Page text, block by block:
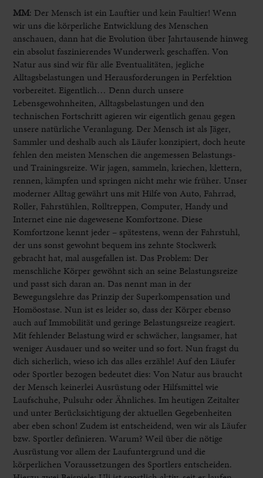
MM: Der Mensch ist ein Lauftier und kein Faultier! Wenn
wir uns die körperliche Entwicklung des Menschen
anschauen, dann hat die Evolution über Jahrtausende hinweg
ein absolut faszinierendes Wunderwerk geschaffen. Von
Natur aus sind wir für alle Eventualitäten, jegliche
Alltagsbelastungen und Herausforderungen in Perfektion
vorbereitet. Eigentlich… Denn durch unsere
Lebensgewohnheiten, Alltagsbelastungen und den
technischen Fortschritt agieren wir eigentlich genau gegen
unsere natürliche Veranlagung. Der Mensch ist als Jäger,
Sammler und deshalb auch als Läufer konzipiert, doch heute
fehlen den meisten Menschen die angemessen Belastungs-
und Trainingsreize. Wir jagen, sammeln, kriechen, klettern,
rennen, kämpfen und springen nicht mehr wie früher. Unser
moderner Alltag gewährt uns mit Hilfe von Auto, Fahrrad,
Roller, Fahrstühlen, Rolltreppen, Computer, Handy und
Internet eine nie dagewesene Komfortzone. Diese
Komfortzone kennt jeder – spätestens, wenn der Fahrstuhl,
der uns sonst gewohnt bequem ins zehnte Stockwerk
gebracht hat, mal ausgefallen ist. Das Problem: Der
menschliche Körper gewöhnt sich an seine Belastungsreize
und passt sich daran an. Das nennt man in der
Bewegungslehre das Prinzip der Superkompensation und
Homöostase. Nun ist es leider so, dass der Körper ebenso
auch auf Immobilität und geringe Belastungsreize reagiert.
Mit fehlender Belastung wird er schwächer, langsamer, hat
weniger Ausdauer und so weiter und so fort. Nun fragst du
dich sicherlich, wieso ich das alles erzähle! Auf den Läufer
oder Sportler bezogen bedeutet dies: Von Natur aus braucht
der Mensch keinerlei Ausrüstung oder Hilfsmittel wie
Laufschuhe, Pulsuhr oder Ähnliches. Im heutigen Zeitalter
und unter Berücksichtigung der aktuellen Gegebenheiten
aber eben schon! Zudem ist entscheidend, wen wir als Läufer
bzw. Sportler definieren. Warum? Weil über die nötige
Ausrüstung vor allem der Laufuntergrund und die
körperlichen Voraussetzungen des Sportlers entscheiden.